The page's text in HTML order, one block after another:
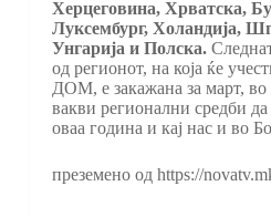
Херцеговина, Хрватска,
Луксембург, Холандија,
Унгарија и Полска.
од регионот, на која ќе
ДОМ, е закажана за март, во
вакви регионални средби
оваа година и кај нас и во
преземено од https://